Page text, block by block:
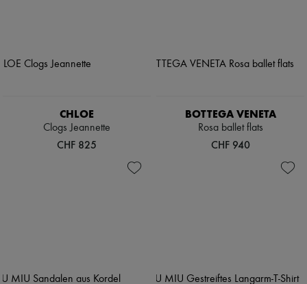
CHLOE
Clogs Jeannette
CHF 825
BOTTEGA VENETA
Rosa ballet flats
CHF 940